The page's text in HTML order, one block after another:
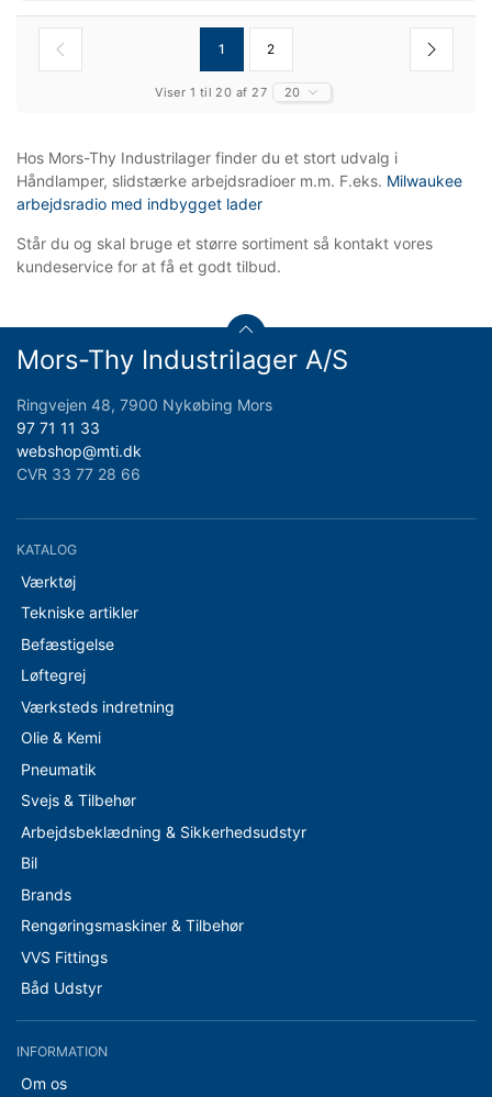
1 2
Viser 1 til 20 af 27 20
Hos Mors-Thy Industrilager finder du et stort udvalg i
Håndlamper, slidstærke arbejdsradioer m.m. F.eks. Milwaukee
arbejdsradio med indbygget lader
Står du og skal bruge et større sortiment så kontakt vores
kundeservice for at få et godt tilbud.
Mors-Thy Industrilager A/S
Ringvejen 48, 7900 Nykøbing Mors
97 71 11 33
webshop@mti.dk
CVR 33 77 28 66
KATALOG
Værktøj
Tekniske artikler
Befæstigelse
Løftegrej
Værksteds indretning
Olie & Kemi
Pneumatik
Svejs & Tilbehør
Arbejdsbeklædning & Sikkerhedsudstyr
Bil
Brands
Rengøringsmaskiner & Tilbehør
VVS Fittings
Båd Udstyr
INFORMATION
Om os